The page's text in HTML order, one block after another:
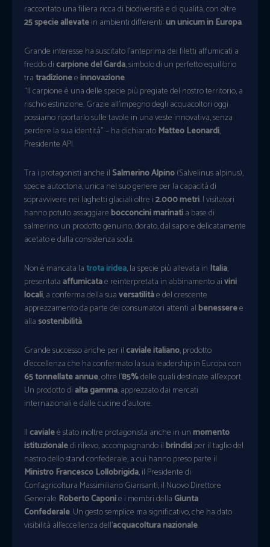
raccontato una filiera ricca di biodiversità e di qualità, con oltre
25 specie allevatein ambienti differenti:un unicum in Europa.
Grande interesse ha suscitato l’anteprima dei filetti affumicati a
freddo dicarpione del Garda, simbolo di un perfetto equilibrio
tratradizioneeinnovazione.
“Il carpione è una delle specie più pregiate del nostro territorio, a
rischio estinzione. Grazie all’impegno degli acquacoltori oggi
possiamo riportarlo sulle tavole in una veste innovativa, senza
perdere la sua identità” – ha dichiaratoMatteo Leonardi,
Presidente API.
Tra i protagonisti anche ilSalmerino Alpino(Salvelinus alpinus),
specie autoctona, unica nel suo genere per la capacità di
sopravvivere nei laghetti glaciali oltre i2.000 metri. I visitatori
hanno potuto assaggiarebocconcini marinatia base di
salmerino: un prodotto genuino, dorato, dal sapore delicatamente
acetato e dalla consistenza soda.
Non è mancata la trota iridea, la specie più allevata in Italia,
presentata affumicatae reinterpretata in abbinamento aivini
locali, a conferma della suaversatilitàe del crescente
apprezzamento da parte dei consumatori attenti albenesseree
allasostenibilità.
Grande successo anche per ilcaviale italiano, prodotto
d’eccellenza che ha confermato la sua leadership in Europa con
65 tonnellate annue, oltre l’85%delle quali destinate all’export.
Un prodotto di alta gamma, apprezzato dai mercati
internazionali e dalle cucine d’autore.
Ilcavialeè stato inoltre protagonista anche in unmomento
istituzionaledi rilievo, accompagnando ilbrindisiper il taglio del
nastro dello stand confederale, a cui hanno preso parte il
Ministro Francesco Lollobrigida, il Presidente di
Confagricoltura Massimiliano Giansanti, il Nuovo Direttore
Generale Roberto Caponie i membri dellaGiunta
Confederale. Un gesto semplice ma significativo, che ha dato
visibilità all’eccellenza dell’acquacoltura nazionale.